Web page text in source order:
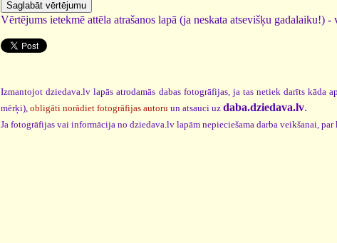
Vērtējums ietekmē attēla atrašanos lapā (ja neskata atsevišķu gadalaiku!) -
Izmantojot dziedava.lv lapās atrodamās dabas fotogrāfijas, ja tas netiek darīts kāda
mērķi), obligāti norādiet fotogrāfijas autoru un atsauci uz daba.dziedava.lv.
Ja fotogrāfijas vai informācija no dziedava.lv lapām nepieciešama darba veikšanai,